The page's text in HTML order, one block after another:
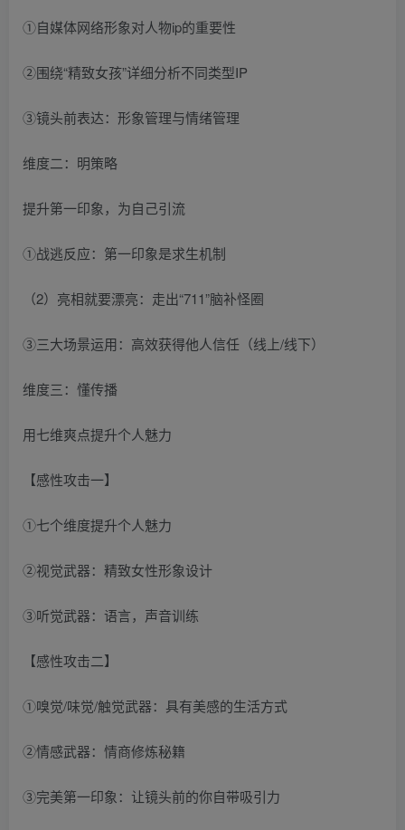
①自媒体网络形象对人物ip的重要性
②围绕“精致女孩”详细分析不同类型IP
③镜头前表达：形象管理与情绪管理
维度二：明策略
提升第一印象，为自己引流
①战逃反应：第一印象是求生机制
（2）亮相就要漂亮：走出“711”脑补怪圈
③三大场景运用：高效获得他人信任（线上/线下）
维度三：懂传播
用七维爽点提升个人魅力
【感性攻击一】
①七个维度提升个人魅力
②视觉武器：精致女性形象设计
③听觉武器：语言，声音训练
【感性攻击二】
①嗅觉/味觉/触觉武器：具有美感的生活方式
②情感武器：情商修炼秘籍
③完美第一印象：让镜头前的你自带吸引力